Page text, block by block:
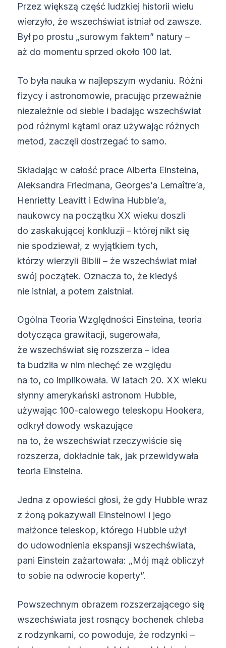
Przez większą część ludzkiej historii wielu
wierzyło, że wszechświat istniał od zawsze.
Był po prostu „surowym faktem” natury –
aż do momentu sprzed około 100 lat.
To była nauka w najlepszym wydaniu. Różni
fizycy i astronomowie, pracując przeważnie
niezależnie od siebie i badając wszechświat
pod różnymi kątami oraz używając różnych
metod, zaczęli dostrzegać to samo.
Składając w całość prace Alberta Einsteina,
Aleksandra Friedmana, Georges’a Lemaître’a,
Henrietty Leavitt i Edwina Hubble’a,
naukowcy na początku XX wieku doszli
do zaskakującej konkluzji – której nikt się
nie spodziewał, z wyjątkiem tych,
którzy wierzyli Biblii – że wszechświat miał
swój początek. Oznacza to, że kiedyś
nie istniał, a potem zaistniał.
Ogólna Teoria Względności Einsteina, teoria
dotycząca grawitacji, sugerowała,
że wszechświat się rozszerza – idea
ta budziła w nim niechęć ze względu
na to, co implikowała. W latach 20. XX wieku
słynny amerykański astronom Hubble,
używając 100-calowego teleskopu Hookera,
odkrył dowody wskazujące
na to, że wszechświat rzeczywiście się
rozszerza, dokładnie tak, jak przewidywała
teoria Einsteina.
Jedna z opowieści głosi, że gdy Hubble wraz
z żoną pokazywali Einsteinowi i jego
małżonce teleskop, którego Hubble użył
do udowodnienia ekspansji wszechświata,
pani Einstein zażartowała: „Mój mąż obliczył
to sobie na odwrocie koperty”.
Powszechnym obrazem rozszerzającego się
wszechświata jest rosnący bochenek chleba
z rodzynkami, co powoduje, że rodzynki –